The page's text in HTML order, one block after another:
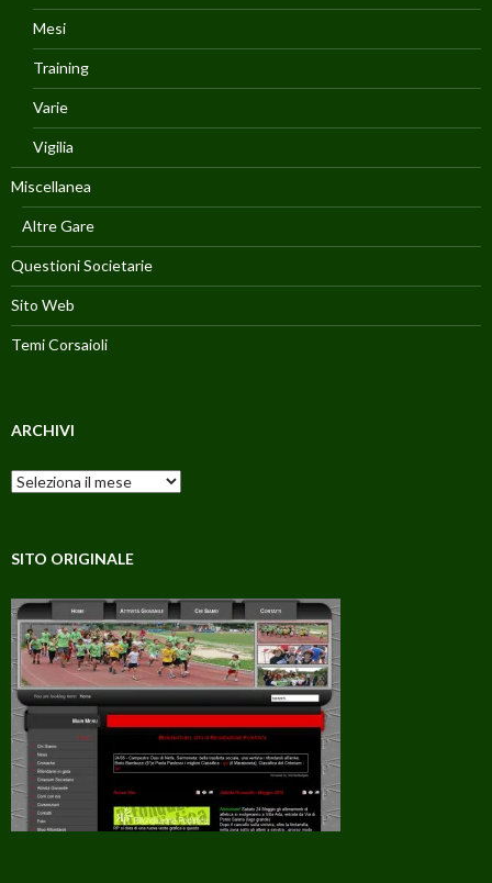
Mesi
Training
Varie
Vigilia
Miscellanea
Altre Gare
Questioni Societarie
Sito Web
Temi Corsaioli
ARCHIVI
Archivi
SITO ORIGINALE